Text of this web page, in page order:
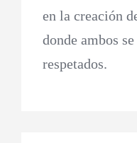
en la creación
donde ambos
respetados.